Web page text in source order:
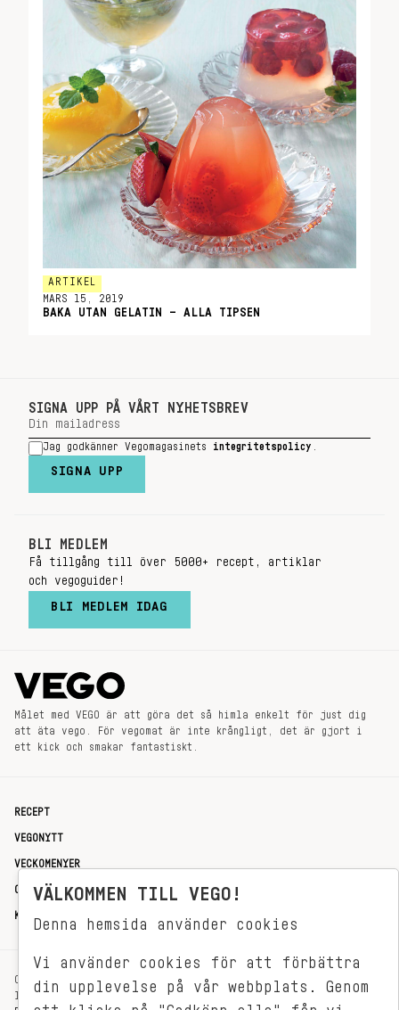
ARTIKEL
MARS 15, 2019
BAKA UTAN GELATIN – ALLA TIPSEN
SIGNA UPP PÅ VÅRT NYHETSBREV
Jag godkänner Vegomagasinets integritetspolicy
SIGNA UPP
BLI MEDLEM
Få tillgång till över 5000+ recept, artiklar
och vegoguider!
BLI MEDLEM IDAG
Målet med VEGO är att göra det så himla enkelt för just dig
att äta vego. För vegomat är inte krångligt, det är gjort i
ett kick och smakar fantastiskt.
RECEPT
VEGONYTT
VECKOMENYER
OM OSS
KONTAKT
OXENSTIERNSGATAN 33
114 27 STOCKHOLM
VÄLKOMMEN TILL VEGO!
Denna hemsida använder cookies
Vi använder cookies för att förbättra
din upplevelse på vår webbplats. Genom